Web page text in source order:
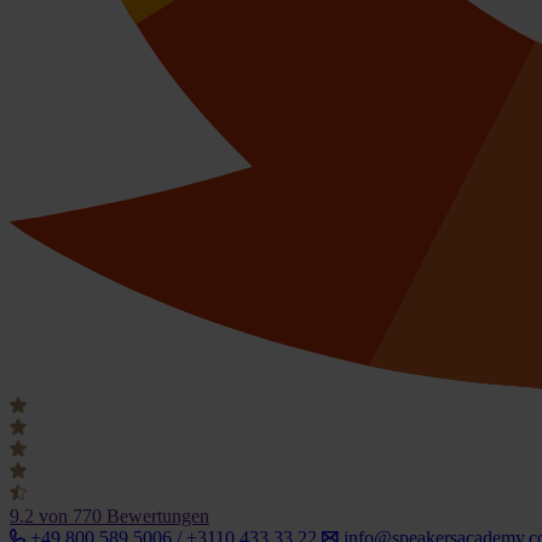
9.2 von 770 Bewertungen
+49 800 589 5006 / +3110 433 33 22